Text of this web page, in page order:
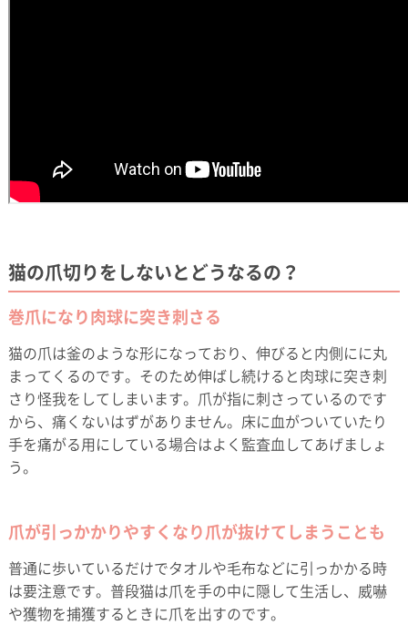
猫の爪切りをしないとどうなるの？
巻爪になり肉球に突き刺さる
猫の爪は釜のような形になっており、伸びると内側にに丸
まってくるのです。そのため伸ばし続けると肉球に突き刺
さり怪我をしてしまいます。爪が指に刺さっているのです
から、痛くないはずがありません。床に血がついていたり
手を痛がる用にしている場合はよく監査血してあげましょ
う。
爪が引っかかりやすくなり爪が抜けてしまうことも
普通に歩いているだけでタオルや毛布などに引っかかる時
は要注意です。普段猫は爪を手の中に隠して生活し、威嚇
や獲物を捕獲するときに爪を出すのです。